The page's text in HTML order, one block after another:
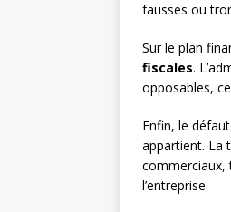
fausses ou
Sur le plan
fiscales.
opposables,
Enfin, le
appartient. La
commerciaux,
l’entreprise.